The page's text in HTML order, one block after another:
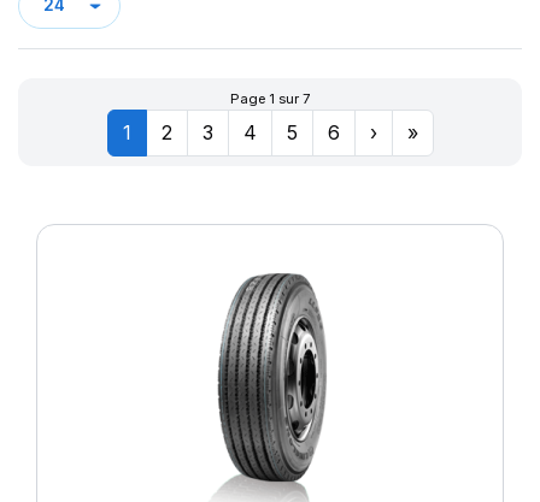
177
LLR666
LM11N
LXC MASTER
Page 1 sur 7
1 2 3 4 5 6 › »